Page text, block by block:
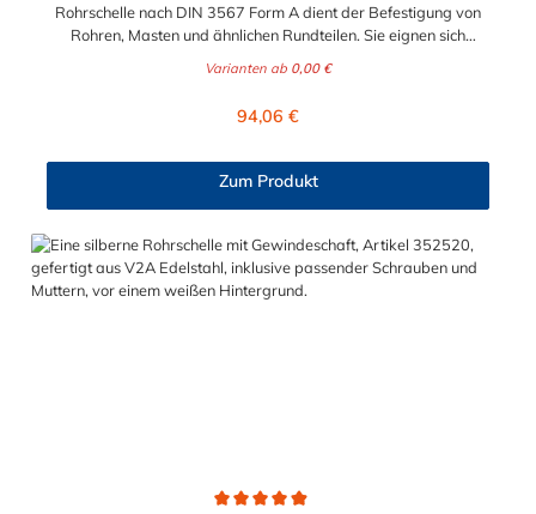
Rohrschelle nach DIN 3567 Form A dient der Befestigung von
Rohren, Masten und ähnlichen Rundteilen. Sie eignen sich
Schweißkonstruktionen. Lieferumfang: Rohrschelle nach DIN
Abmessungen auf Anfrage möglich!
Varianten ab 0,00 €
Regulärer Preis:
94,06 €
Zum Produkt